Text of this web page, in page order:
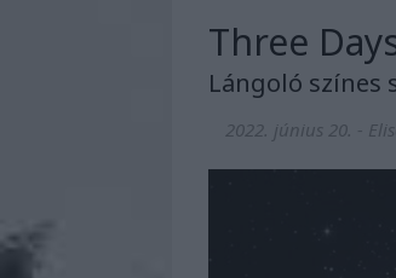
Three
Lángoló színes
2022. június 20. -